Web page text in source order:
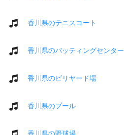
香川県のテニスコート
香川県のバッティングセンター
香川県のビリヤード場
香川県のプール
香川県の野球場